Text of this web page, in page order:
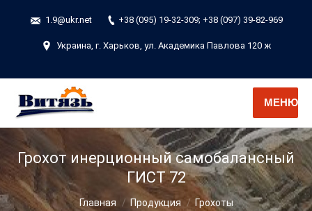
1.9@ukr.net +38 (095) 19-32-309; +38 (097) 39-82-969
Украина, г. Харьков, ул. Академика Павлова 120 ж
МЕНЮ
Грохот инерционный самобалансный
ГИСТ 72
Вы здесь: Главная Продукция
Грохоты